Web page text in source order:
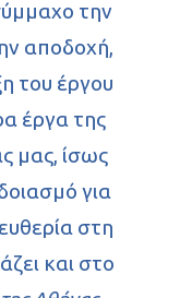
την
αποδοχή,
του έργου
έργα της
μας, ίσως
για
στη
και στο